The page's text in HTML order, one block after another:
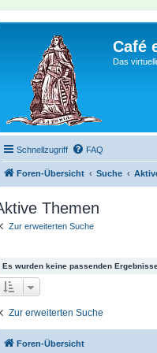
Café
Das
Schnellzugriff FAQ
Foren-Übersicht Suche
Themen
Zur erweiterten Suche
Es wurden keine passenden
Zur erweiterten Suche
Foren-Übersicht